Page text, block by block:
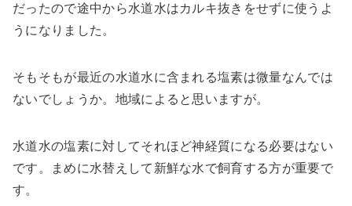
だったので途中から水道水はカルキ抜きをせずに使うよ
うになりました。
そもそもが最近の水道水に含まれる塩素は微量なんでは
ないでしょうか。地域によると思いますが。
水道水の塩素に対してそれほど神経質になる必要はない
です。まめに水替えして新鮮な水で飼育する方が重要で
す。